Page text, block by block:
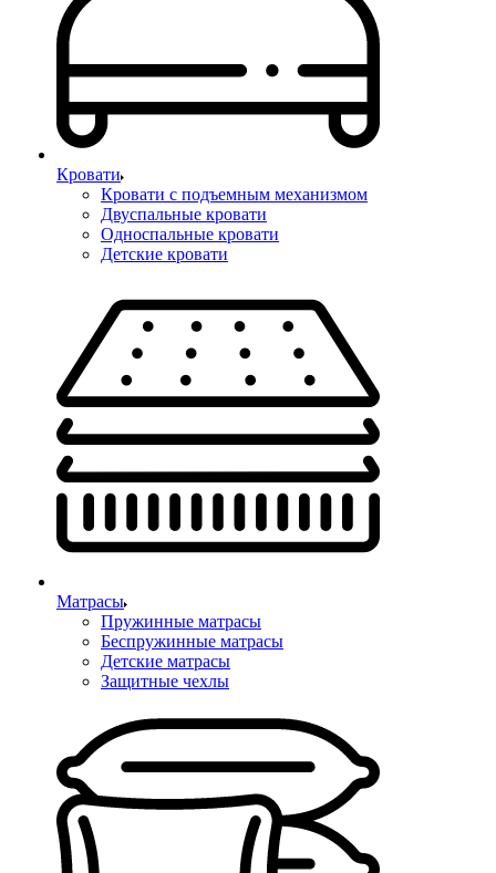
Кровати
Кровати с подъемным механизмом
Двуспальные кровати
Односпальные кровати
Детские кровати
Матрасы
Пружинные матрасы
Беспружинные матрасы
Детские матрасы
Защитные чехлы